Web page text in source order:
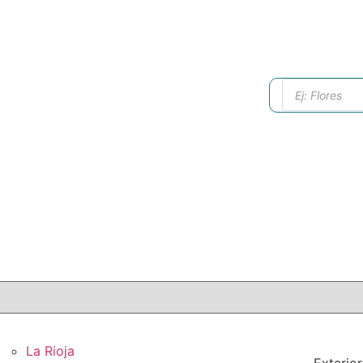
La Rioja